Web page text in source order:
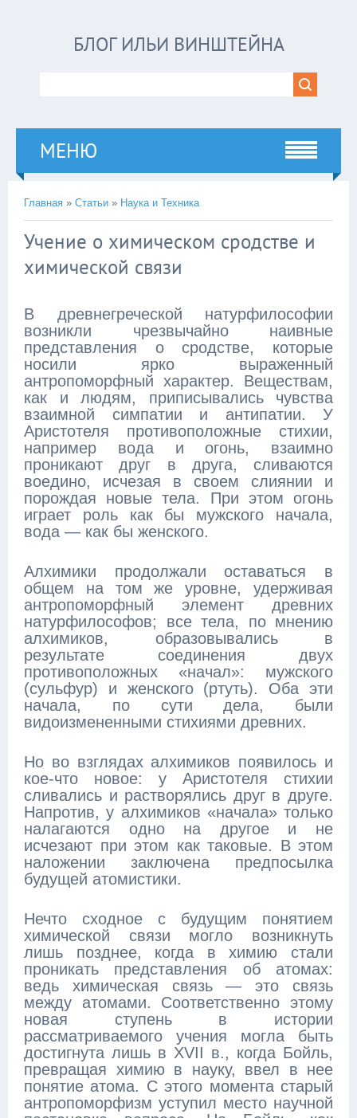
БЛОГ ИЛЬИ ВИНШТЕЙНА
МЕНЮ
Главная » Статьи » Наука и Техника
Учение о химическом сродстве и
химической связи
В древнегреческой натурфилософии
возникли чрезвычайно наивные
представления о сродстве, которые
носили ярко выраженный
антропоморфный характер. Веществам,
как и людям, приписывались чувства
взаимной симпатии и антипатии. У
Аристотеля противоположные стихии,
например вода и огонь, взаимно
проникают друг в друга, сливаются
воедино, исчезая в своем слиянии и
порождая новые тела. При этом огонь
играет роль как бы мужского начала,
вода — как бы женского.
Алхимики продолжали оставаться в
общем на том же уровне, удерживая
антропоморфный элемент древних
натурфилософов; все тела, по мнению
алхимиков, образовывались в
результате соединения двух
противоположных «начал»: мужского
(сульфур) и женского (ртуть). Оба эти
начала, по сути дела, были
видоизмененными стихиями древних.
Но во взглядах алхимиков появилось и
кое-что новое: у Аристотеля стихии
сливались и растворялись друг в друге.
Напротив, у алхимиков «начала» только
налагаются одно на другое и не
исчезают при этом как таковые. В этом
наложении заключена предпосылка
будущей атомистики.
Нечто сходное с будущим понятием
химической связи могло возникнуть
лишь позднее, когда в химию стали
проникать представления об атомах:
ведь химическая связь — это связь
между атомами. Соответственно этому
новая ступень в истории
рассматриваемого учения могла быть
достигнута лишь в XVII в., когда Бойль,
превращая химию в науку, ввел в нее
понятие атома. С этого момента старый
антропоморфизм уступил место научной